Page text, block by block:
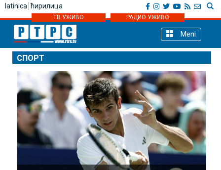
latinica ћирилица
ТВ УЖИВО РАДИО УЖИВО
Meni
СПОРТ